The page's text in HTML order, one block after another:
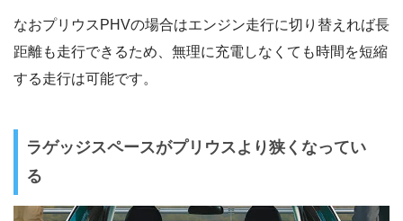
なおプリウスPHVの場合はエンジン走行に切り替えれば長
距離も走行できるため、無理に充電しなくても時間を短縮
する走行は可能です。
ラゲッジスペースがプリウスより狭くなってい
る